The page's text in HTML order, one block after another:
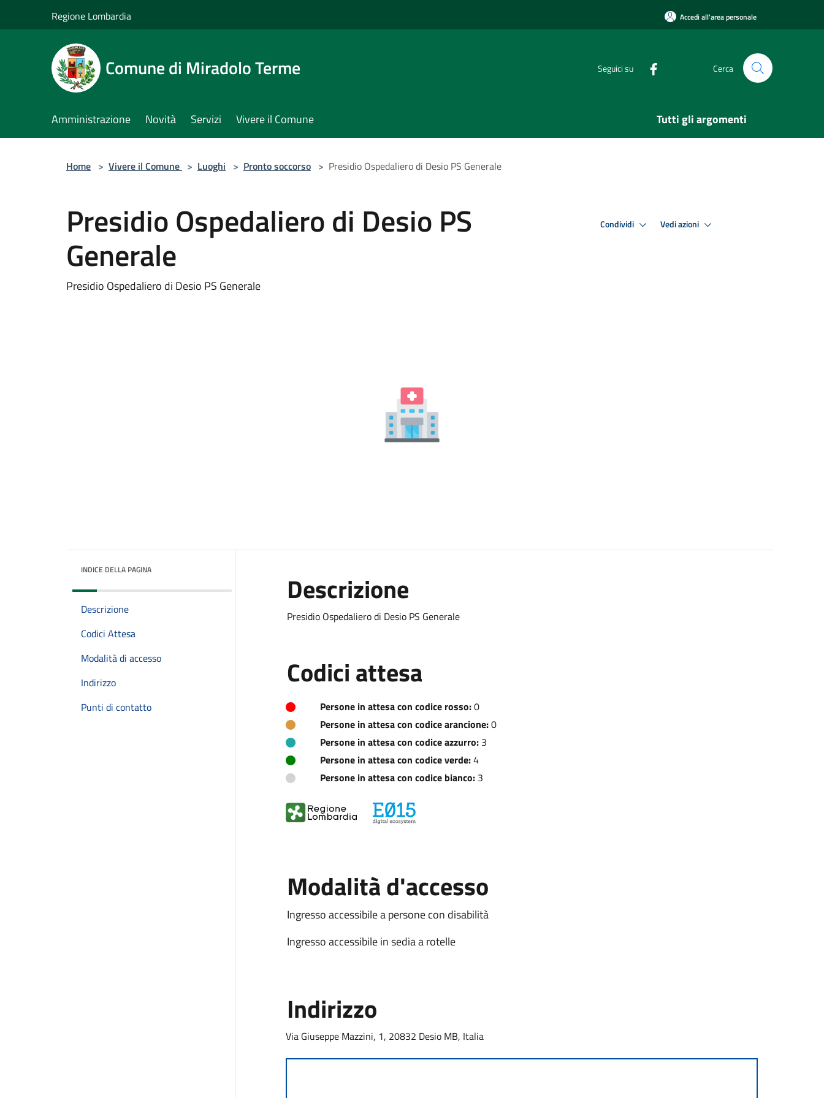
Regione Lombardia Accedi all'area personale
Comune di Miradolo Terme Seguici su Cerca
Amministrazione Novità Servizi Vivere il Comune Tutti gli argomenti
Home > Vivere il Comune > Luoghi > Pronto soccorso > Presidio Ospedaliero di Desio PS Generale
Presidio Ospedaliero di Desio PS
Generale
Presidio Ospedaliero di Desio PS Generale
Condividi Vedi azioni
INDICE DELLA PAGINA
Descrizione
Codici Attesa
Modalità di accesso
Indirizzo
Punti di contatto
Descrizione
Presidio Ospedaliero di Desio PS Generale
Codici attesa
Persone in attesa con codice rosso:0
Persone in attesa con codice arancione:0
Persone in attesa con codice azzurro:3
Persone in attesa con codice verde:4
Persone in attesa con codice bianco:3
Modalità d'accesso
Ingresso accessibile a persone con disabilità
Ingresso accessibile in sedia a rotelle
Indirizzo
Via Giuseppe Mazzini, 1, 20832 Desio MB, Italia